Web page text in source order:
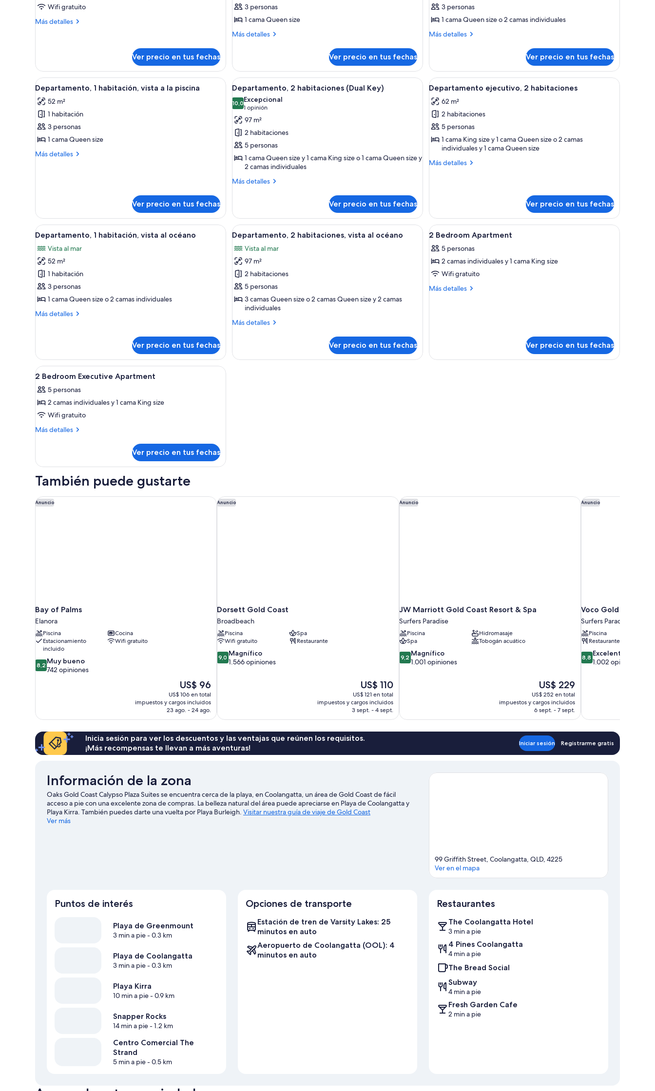
de
2
Apartment
Wifi gratuito
Más detalles
Más
Ocean
View
Apartment
Ver precio en tus fechas
de
Departamento
ejecutivo,
3 personas
1 cama Queen size
Más detalles
Más
ejecutivo,
habitación
Ver precio en tus fechas
de
Habitación,
1
3 personas
1 cama Queen size o 2 camas individuales
Más detalles
Más
1
habitación
(Coolangatta)
Ver precio en tus fechas
Ver
todas
las
fotos
de
Departamento,
1
Habitación de hotel con una cama grande, dos lámparas de noche, un ventilador de techo, un cuadro en la pared y cortinas traslúcidas en la ventana.
8
Departamento, 1 habitación, vista a la piscina
52 m²
1 habitación
3 personas
1 cama Queen size
Más detalles
Más
a
la
piscina
Ver precio en tus fechas
Ver
todas
las
fotos
de
Departamento,
2
habitaciones
(Dual
Key)
Una sala de estar moderna con un sofá, una mesa de centro y un televisor. Hay un balcón con vistas a edificios.
8
Departamento, 2 habitaciones (Dual Key)
10,010,0 de 10
Excepcional
1 opinión
(1
opinión)
97 m²
2 habitaciones
5 personas
1 cama Queen size y 1 cama King size o 1 cama Queen size y
2 camas individuales
Más detalles
Más
2
habitaciones
(Dual
Key)
Ver precio en tus fechas
Ver
todas
las
fotos
de
Departamento
ejecutivo,
2
Una mesa con frutero, jarra y vasos, con
9
Departamento ejecutivo, 2 habitaciones
62 m²
2 habitaciones
5 personas
1 cama King size y 1 cama Queen size o 2 camas
individuales y 1 cama Queen size
Más detalles
Más
habitaciones
Ver precio en tus fechas
Ver
todas
las
fotos
de
Departamento,
1
vista
Un espacio habitable compacto con kitchenette, sofá, mesa de comedor con sillas, televisor de pantalla plana y un amplio ventanal con vista a la playa.
11
Departamento, 1 habitación, vista al océano
Vista al mar
52 m²
1 habitación
3 personas
1 cama Queen size o 2 camas individuales
Más detalles
Más
habitación,
vista
al
Ver precio en tus fechas
Ver
todas
las
fotos
de
Departamento,
2
habitaciones,
vista
Una mesa con frutero, jarra y vasos en un balcón con vista a la playa.
19
Departamento, 2 habitaciones, vista al océano
Vista al mar
97 m²
2 habitaciones
5 personas
3 camas Queen size o 2 camas Queen size y 2 camas
individuales
Más detalles
Más
2
Ver precio en tus fechas
Ver
todas
las
fotos
de
2
Escritorio, tabla de planchar con plancha y
10
2 Bedroom Apartment
5 personas
2 camas individuales y 1 cama King size
Wifi gratuito
Más detalles
Más
Ver precio en tus fechas
Ver
todas
las
fotos
de
2
Apartment
Escritorio, tabla de planchar con plancha y cunas
6
2 Bedroom Executive Apartment
5 personas
2 camas individuales y 1 cama King size
Wifi gratuito
Más detalles
Más
Bedroom
Apartment
Ver precio en tus fechas
También puede gustarte
Anuncio
Bay of Palms
Elanora
Piscina
Cocina
Estacionamiento
incluido
Wifi gratuito
8.2
de
opiniones
8,2 Muy bueno
742 opiniones
El
precio
actual
es
de
US$ 96
US$ 106 en total
impuestos y cargos incluidos
23 ago. - 24 ago.
Bay of Palms Anuncio
Dorsett Gold Coast
Broadbeach
Piscina
Spa
Wifi gratuito
Restaurante
9.0
de
9,0 Magnífico
1.566 opiniones
El
precio
actual
es
de
US$ 110
US$ 121 en total
impuestos y cargos incluidos
3 sept. - 4 sept.
Dorsett Gold Coast Anuncio
JW Marriott Gold Coast Resort & Spa
Surfers Paradise
Piscina
Hidromasaje
Spa
Tobogán acuático
9.2
de
9,2 Magnífico
1.001 opiniones
El
precio
actual
es
de
US$ 229
US$ 252 en total
impuestos y cargos incluidos
6 sept. - 7 sept.
JW Marriott Gold Coast Resort & Spa Anuncio
Voco Gold Coast
Surfers Paradise
Piscina
Restaurante
8.8
de
8,8 Excelente
1.002 opiniones
Voco Gold Coast
Inicia sesión para ver los descuentos y las ventajas que reúnen los requisitos.
¡Más recompensas te llevan a más aventuras!
Iniciar sesión Registrarme gratis
Información de la zona
Oaks Gold Coast Calypso Plaza Suites se encuentra cerca de la playa, en Coolangatta, un área de Gold Coast de fácil
acceso a pie con una excelente zona de compras. La belleza natural del área puede apreciarse en Playa de Coolangatta y
Playa Kirra. También puedes darte una vuelta por Playa Burleigh. Visitar nuestra guía de viaje de Gold Coast
Ver más
99 Griffith Street, Coolangatta, QLD, 4225
Ver en el mapa
Puntos de interés
Playa de Greenmount
3 min a pie- 0.3 km
Playa de Coolangatta
3 min a pie- 0.3 km
Playa Kirra
10 min a pie- 0.9 km
Snapper Rocks
14 min a pie- 1.2 km
Centro Comercial The
Strand
5 min a pie- 0.5 km
Opciones de transporte
Estación de tren de Varsity Lakes: 25
minutos en auto
Aeropuerto de Coolangatta (OOL): 4
minutos en auto
Restaurantes
The Coolangatta Hotel
3 min a pie
4 Pines Coolangatta
4 min a pie
The Bread Social
Subway
4 min a pie
Fresh Garden Cafe
2 min a pie